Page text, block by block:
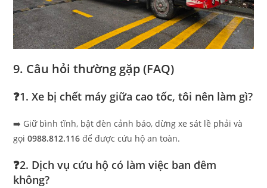
9. Câu hỏi thường gặp (FAQ)
❓1. Xe bị chết máy giữa cao tốc, tôi nên làm gì?
➡️ Giữ bình tĩnh, bật đèn cảnh báo, dừng xe sát lề phải và
gọi0988.812.116 để được cứu hộ an toàn.
❓2. Dịch vụ cứu hộ có làm việc ban đêm
không?